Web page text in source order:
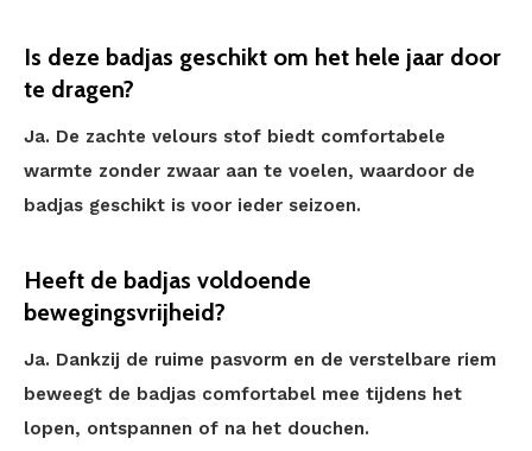
Is deze badjas geschikt om het hele jaar door
te dragen?
Ja. De zachte velours stof biedt comfortabele
warmte zonder zwaar aan te voelen, waardoor de
badjas geschikt is voor ieder seizoen.
Heeft de badjas voldoende
bewegingsvrijheid?
Ja. Dankzij de ruime pasvorm en de verstelbare riem
beweegt de badjas comfortabel mee tijdens het
lopen, ontspannen of na het douchen.